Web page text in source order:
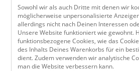
Sowohl wir als auch Dritte mit denen wir
möglicherweise unpersonalisierte
allerdings nicht nach Deinen Interessen
Unsere Website funktioniert wie gewohnt.
funktionsbezogene Cookies, wie das
des Inhalts Deines Warenkorbs für ein
dient. Zudem verwenden wir analytische
man die Website verbessern kann.